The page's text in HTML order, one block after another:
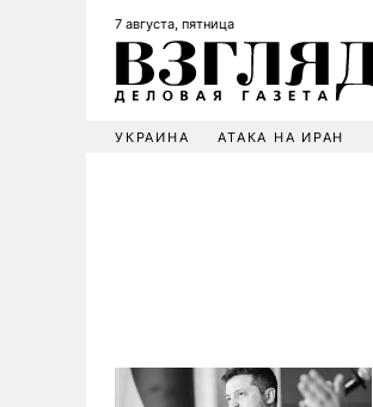
7 августа, пятница
УКРАИНА АТАКА НА ИРАН